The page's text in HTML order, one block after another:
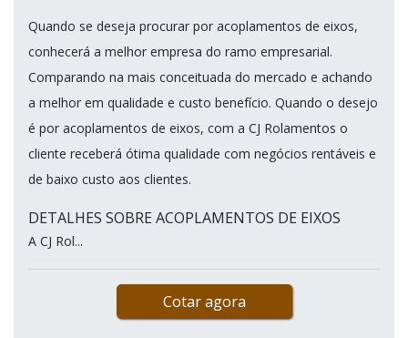
Quando se deseja procurar por acoplamentos de eixos,
conhecerá a melhor empresa do ramo empresarial.
Comparando na mais conceituada do mercado e achando
a melhor em qualidade e custo benefício. Quando o desejo
é por acoplamentos de eixos, com a CJ Rolamentos o
cliente receberá ótima qualidade com negócios rentáveis e
de baixo custo aos clientes.
DETALHES SOBRE ACOPLAMENTOS DE EIXOS
A CJ Rol...
Cotar agora